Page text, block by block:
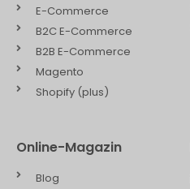
E-Commerce
B2C E-Commerce
B2B E-Commerce
Magento
Shopify (plus)
Online-Magazin
Blog